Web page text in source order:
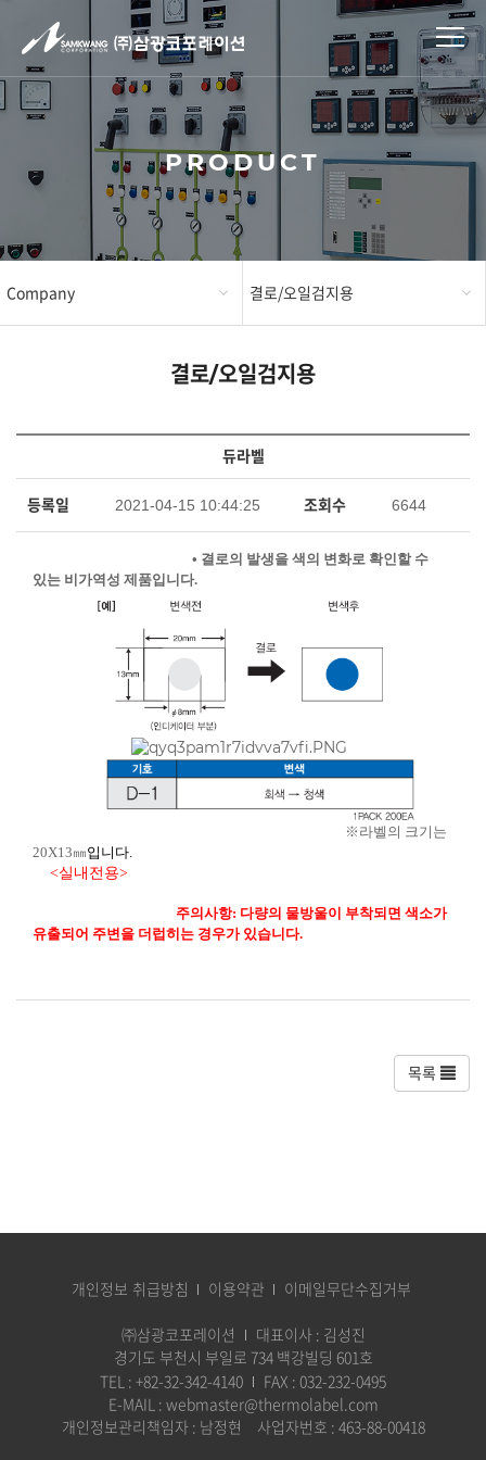
PRODUCT​
Company 결로/오일검지용​
온도관리용​
콜드체인관리용​
특별주문제작형​
결로/오일검지용​
듀라벨
등록일 2021-04-15 10:44:25 조회수 6644
• 결로의 발생을 색의 변화로 확인할 수
있는 비가역성 제품입니다.
※라벨의 크기는
20X13㎜입니다.
<실내전용>
주의사항: 다량의 물방울이 부착되면 색소가
유출되어 주변을 더럽히는 경우가 있습니다.
목록
개인정보 취급방침 이용약관 이메일무단수집거부
㈜삼광코포레이션
대표이사 : 김성진​
경기도 부천시 부일로 734 백강빌딩 601호
TEL : +82-32-342-4140
FAX : 032-232-0495
E-MAIL : webmaster@thermolabel.com​
개인정보관리책임자 : 남정현
사업자번호 : 463-88-00418